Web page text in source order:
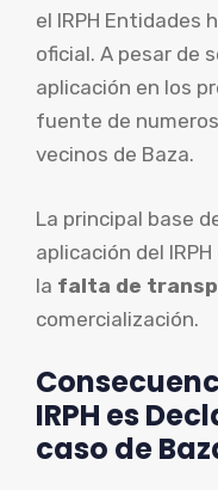
el IRPH Entidades
oficial. A pesar de
aplicación en los
fuente de
vecinos de Baza.
La principal base
aplicación del
la falta de
comercialización.
IRPH es
caso de